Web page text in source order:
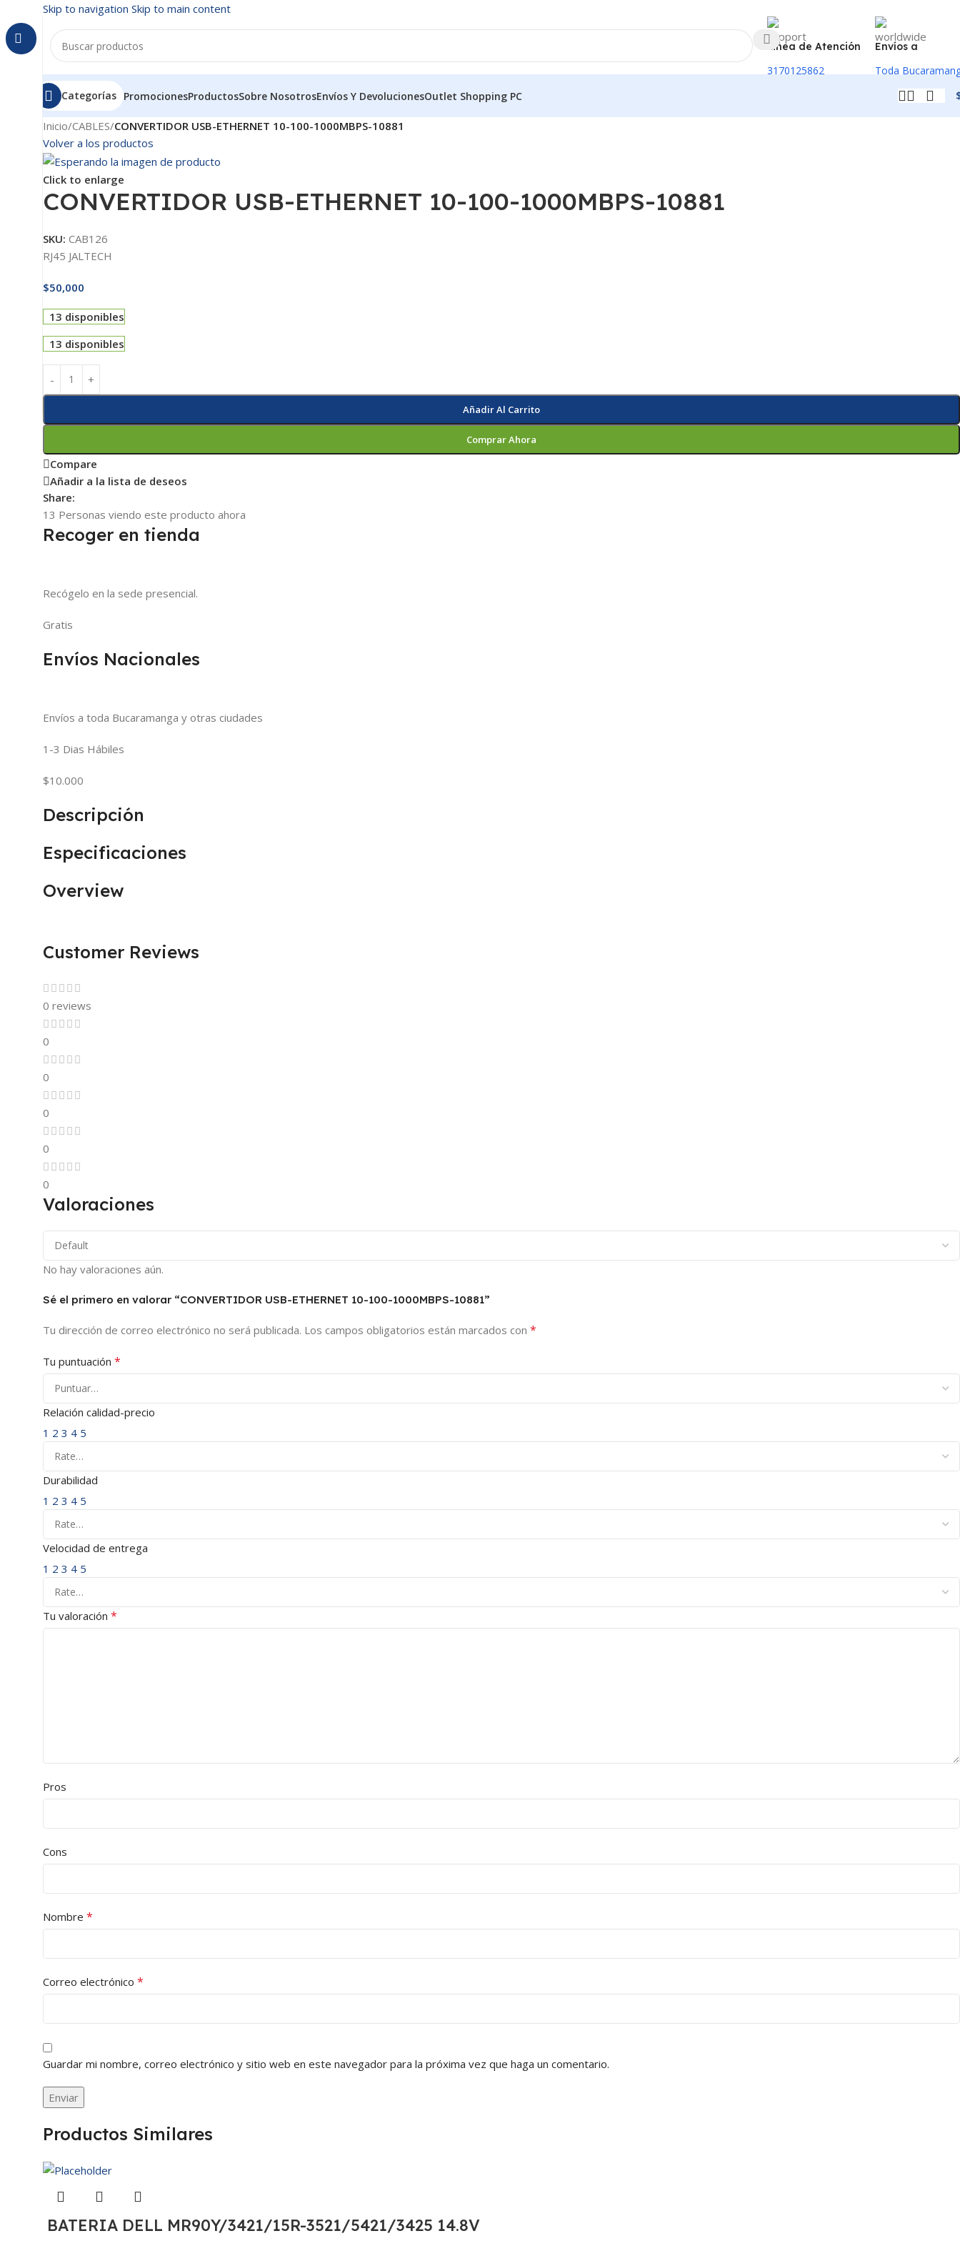
Skip to navigation Skip to main content
Linea de Atención
3170125862
Envíos a
Toda
Categorías PromocionesProductosSobre NosotrosEnvíos Y DevolucionesOutlet Shopping PC
Inicio/CABLES/CONVERTIDOR USB-ETHERNET 10-100-1000MBPS-10881
Volver a los productos
Click to enlarge
CONVERTIDOR USB-ETHERNET 10-100-1000MBPS-10881
SKU: CAB126
RJ45 JALTECH
$50,000
13 disponibles
13 disponibles
Añadir Al Carrito
Comprar Ahora
Compare
Añadir a la lista de deseos
Share:
13 Personas viendo este producto ahora
Recoger en tienda
Recógelo en la sede presencial.
Gratis
Envíos Nacionales
Envíos a toda Bucaramanga y otras ciudades
1-3 Dias Hábiles
$10.000
Descripción
Especificaciones
Overview
Customer Reviews
0 reviews
0
0
0
0
0
Valoraciones
No hay valoraciones aún.
Sé el primero en valorar “CONVERTIDOR USB-ETHERNET 10-100-1000MBPS-10881”
Tu dirección de correo electrónico no será publicada. Los campos obligatorios están marcados con *
Tu puntuación *
Relación calidad-precio
1 2 3 4 5
Durabilidad
1 2 3 4 5
Velocidad de entrega
1 2 3 4 5
Tu valoración *
Pros
Cons
Nombre *
Correo electrónico *
Guardar mi nombre, correo electrónico y sitio web en este navegador para la próxima vez que haga un comentario.
Productos Similares
BATERIA DELL MR90Y/3421/15R-3521/5421/3425 14.8V